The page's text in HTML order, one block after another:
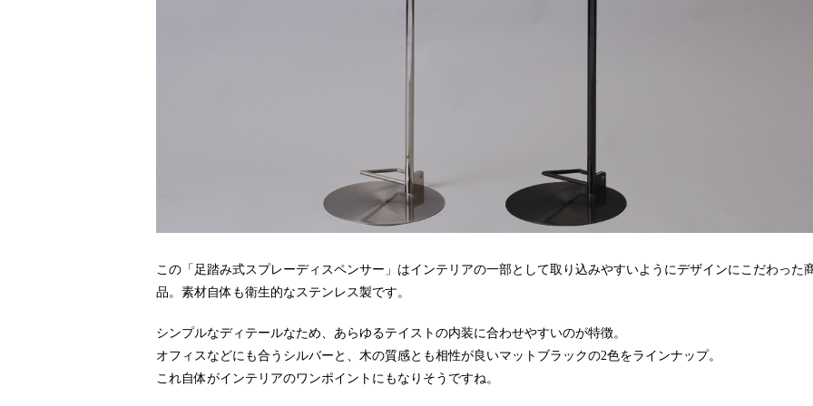
この「足踏み式スプレーディスペンサー」はインテリアの一部として取り込みやすいようにデザインにこだわった
品。素材自体も衛生的なステンレス製です。
シンプルなディテールなため、あらゆるテイストの内装に合わせやすいのが特徴。
オフィスなどにも合うシルバーと、木の質感とも相性が良いマットブラックの2色をラインナップ。
これ自体がインテリアのワンポイントにもなりそうですね。